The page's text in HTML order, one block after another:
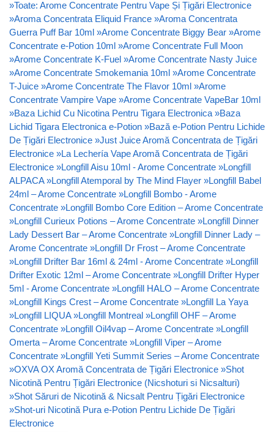
»Toate: Arome Concentrate Pentru Vape Și Țigări Electronice
»Aroma Concentrata Eliquid France »Aroma Concentrata
Guerra Puff Bar 10ml »Arome Concentrate Biggy Bear »Arome
Concentrate e-Potion 10ml »Arome Concentrate Full Moon
»Arome Concentrate K-Fuel »Arome Concentrate Nasty Juice
»Arome Concentrate Smokemania 10ml »Arome Concentrate
T-Juice »Arome Concentrate The Flavor 10ml »Arome
Concentrate Vampire Vape »Arome Concentrate VapeBar 10ml
»Baza Lichid Cu Nicotina Pentru Tigara Electronica »Baza
Lichid Tigara Electronica e-Potion »Bază e-Potion Pentru Lichide
De Țigări Electronice »Just Juice Aromă Concentrata de Țigări
Electronice »La Lechería Vape Aromă Concentrata de Țigări
Electronice »Longfill Aisu 10ml - Arome Concentrate »Longfill
ALPACA »Longfill Atemporal by The Mind Flayer »Longfill Babel
24ml – Arome Concentrate »Longfill Bombo - Arome
Concentrate »Longfill Bombo Core Edition – Arome Concentrate
»Longfill Curieux Potions – Arome Concentrate »Longfill Dinner
Lady Dessert Bar – Arome Concentrate »Longfill Dinner Lady –
Arome Concentrate »Longfill Dr Frost – Arome Concentrate
»Longfill Drifter Bar 16ml & 24ml - Arome Concentrate »Longfill
Drifter Exotic 12ml – Arome Concentrate »Longfill Drifter Hyper
5ml - Arome Concentrate »Longfill HALO – Arome Concentrate
»Longfill Kings Crest – Arome Concentrate »Longfill La Yaya
»Longfill LIQUA »Longfill Montreal »Longfill OHF – Arome
Concentrate »Longfill Oil4vap – Arome Concentrate »Longfill
Omerta – Arome Concentrate »Longfill Viper – Arome
Concentrate »Longfill Yeti Summit Series – Arome Concentrate
»OXVA OX Aromă Concentrata de Țigări Electronice »Shot
Nicotină Pentru Țigări Electronice (Nicshoturi si Nicsalturi)
»Shot Săruri de Nicotină & Nicsalt Pentru Țigări Electronice
»Shot-uri Nicotină Pura e-Potion Pentru Lichide De Țigări
Electronice